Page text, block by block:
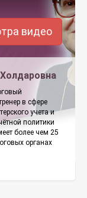
видео
в сфере
учета и
политики
более чем 25
органах